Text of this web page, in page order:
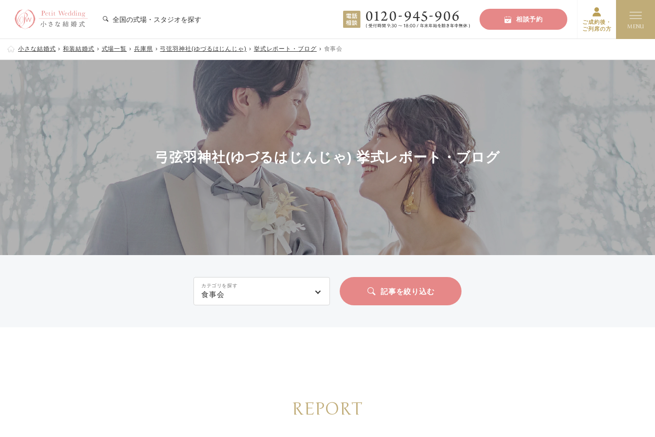
全国の式場・スタジオを探す 相談予約
ご成約後・
ご列席の方
小さな結婚式 和装結婚式 式場一覧 兵庫県 弓弦羽神社(ゆづるはじんじゃ) 挙式レポート・ブログ 食事会
弓弦羽神社(ゆづるはじんじゃ) 挙式レポート・ブログ
カテゴリを探す
食事会 記事を絞り込む
REPORT